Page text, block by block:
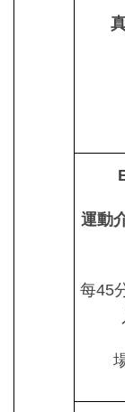
運動
每45